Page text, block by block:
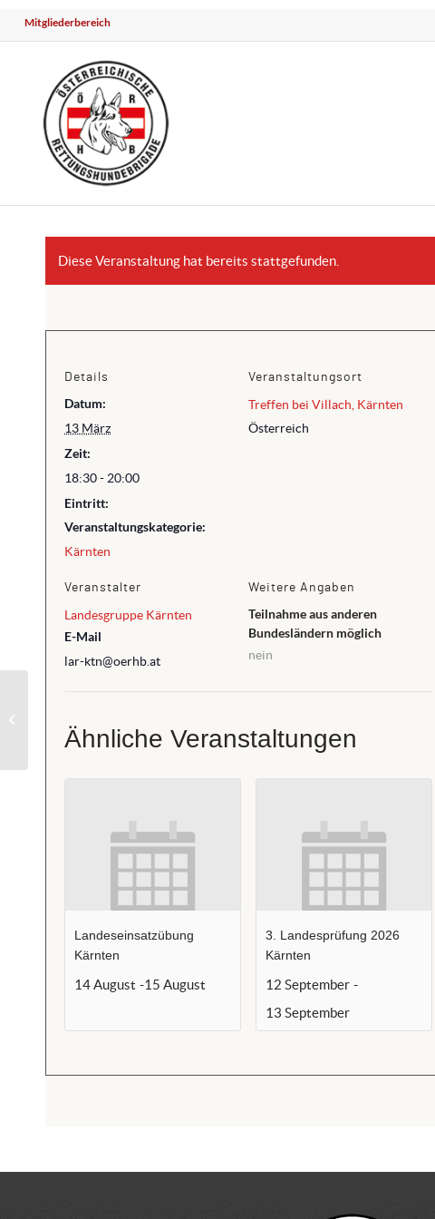
Mitgliederbereich
Diese Veranstaltung hat bereits stattgefunden.
Details
Datum:
13 März
Zeit:
18:30 - 20:00
Eintritt:
Veranstaltungskategorie:
Kärnten
Veranstaltungsort
Treffen bei Villach, Kärnten
Österreich
Veranstalter
Landesgruppe Kärnten
E-Mail
lar-ktn@oerhb.at
Weitere Angaben
Teilnahme aus anderen
Bundesländern möglich
nein
Ähnliche Veranstaltungen
Landeseinsatzübung
Kärnten
14 August -15 August
3. Landesprüfung 2026
Kärnten
12 September -
13 September